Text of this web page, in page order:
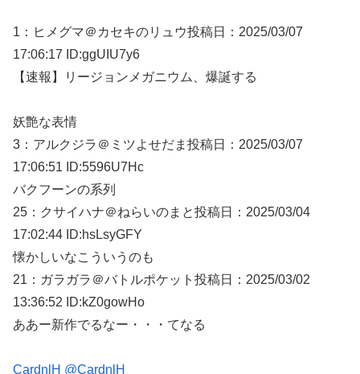
1： ヒメグマ＠カセキのリュウ投稿日：2025/03/07
17:06:17 ID:ggUIU7y6
【速報】リージョンメガニウム、爆誕する
妖艶な表情
3： アルクジラ＠ミツよせだま 投稿日：2025/03/07
17:06:51 ID:5596U7Hc
バクフーンの系列
25： クサイハナ＠ねらいのまと投稿日：2025/03/04
17:02:44 ID:hsLsyGFY
懐かしいなこういうのも
21： ガラガラ＠バトルポケット 投稿日：2025/03/02
13:36:52 ID:kZ0gowHo
ああー新作でるなー・・・てなる
CardnlH @CardnlH